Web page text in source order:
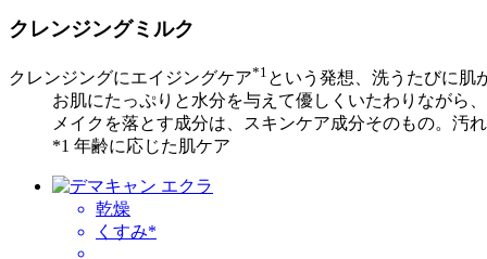
クレンジングミルク
クレンジングにエイジングケア*1 という発想、洗うたびに肌
お肌にたっぷりと水分を与えて優しくいたわりながら
メイクを落とす成分は、スキンケア成分そのもの。汚
*1 年齢に応じた肌ケア
乾燥
くすみ*